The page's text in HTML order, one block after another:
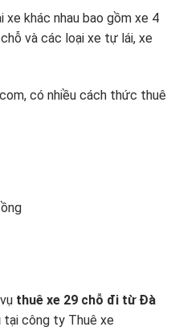
xe khác nhau bao gồm xe 4
và các loại xe tự lái, xe
có nhiều cách thức thuê
thuê xe 29 chỗ đi từ Đà
tại công ty Thuê xe